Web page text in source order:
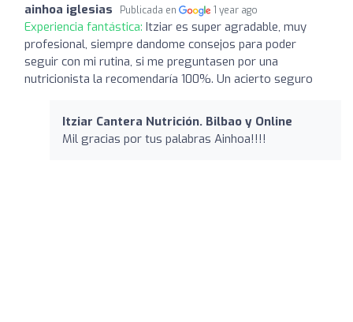
ainhoa iglesias Publicada en 1 year ago
Experiencia fantástica: Itziar es super agradable, muy
profesional, siempre dandome consejos para poder
seguir con mi rutina, si me preguntasen por una
nutricionista la recomendaría 100%. Un acierto seguro
Itziar Cantera Nutrición. Bilbao y Online
Mil gracias por tus palabras Ainhoa!!!!